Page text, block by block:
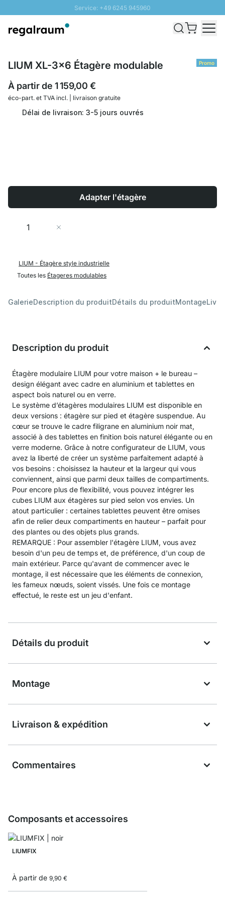
Service: +49 6245 945960
Livraison rapide - Livraison gratuite dès 100€
Promo
LIUM XL-3x6 Étagère modulable
À partir de 1 159,00 €
éco-part. et TVA incl. | livraison gratuite
Délai de livraison: 3-5 jours ouvrés
Adapter l'étagère
Quantité
LIUM - Étagère style industrielle
Toutes les Étageres modulables
GalerieDescription du produitDétails du produitMontage
Description du produit
Étagère modulaire LIUM pour votre maison + le bureau –
design élégant avec cadre en aluminium et tablettes en
aspect bois naturel ou en verre.
Le système d’étagères modulaires LIUM est disponible en
deux versions : étagère sur pied et étagère suspendue. Au
cœur se trouve le cadre filigrane en aluminium noir mat,
associé à des tablettes en finition bois naturel élégante ou en
verre moderne. Grâce à notre configurateur de LIUM, vous
avez la liberté de créer un système parfaitement adapté à
vos besoins : choisissez la hauteur et la largeur qui vous
conviennent, ainsi que parmi deux tailles de compartiments.
Pour encore plus de flexibilité, vous pouvez intégrer les
cubes LIUM aux étagères sur pied selon vos envies. Un
atout particulier : certaines tablettes peuvent être omises
afin de relier deux compartiments en hauteur – parfait pour
des plantes ou des objets plus grands.
REMARQUE : Pour assembler l'étagère LIUM, vous avez
besoin d'un peu de temps et, de préférence, d'un coup de
main extérieur. Parce qu'avant de commencer avec le
montage, il est nécessaire que les éléments de connexion,
les fameux nœuds, soient vissés. Une fois ce montage
effectué, le reste est un jeu d'enfant.
Détails du produit
Montage
Livraison & expédition
Commentaires
Composants et accessoires
LIUMFIX
À partir de 9,90 €